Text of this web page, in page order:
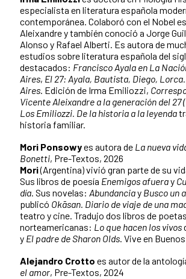
especialista en literatura española
contemporánea. Colaboró con el Nobel
Aleixandre y también conoció a Jorge
Alonso y Rafael Alberti. Es autora de
estudios sobre literatura española del
destacados: Francisco Ayala en La
Aires, El 27: Ayala, Bautista, Diego,
Aires. Edición de Irma Emiliozzi,
Vicente Aleixandre a la generación del 27
Los Emiliozzi. De la historia a la leyenda
historia familiar.
Mori Ponsowyes autora de La nueva
Bonetti, Pre-Textos, 2026
Mori(Argentina) vivió gran parte de su
Sus libros de poesía Enemigos afueray
día. Sus novelas: Abundanciay Busco un
publicó Okāsan. Diario de viaje de una
teatro y cine. Tradujo dos libros de poetas
norteamericanas: Lo que hacen los vivos
y El padre de Sharon Olds. Vive en
Alejandro Crotto es autor de la
el amor, Pre-Textos, 2024